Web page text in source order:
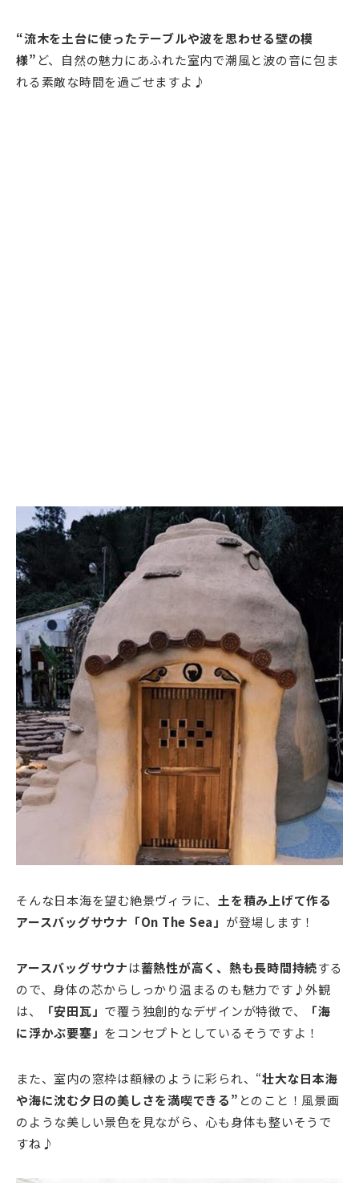
“流木を土台に使ったテーブルや波を思わせる壁の模
様” ど、自然の魅力にあふれた室内で潮風と波の音に包ま
れる素敵な時間を過ごせますよ♪
そんな日本海を望む絶景ヴィラに、 土を積み上げて作る
アースバッグサウナ「On The Sea」 が登場します！
アースバッグサウナは蓄熱性が高く、熱も長時間持続する
ので、身体の芯からしっかり温まるのも魅力です♪外観
は、
「安田瓦」 で覆う独創的なデザインが特徴で、
「海
に浮かぶ要塞」 をコンセプトとしているそうですよ！
また、室内の窓枠は額縁のように彩られ、“壮大な日本海
や海に沈む夕日の美しさを満喫できる” とのこと！風景画
のような美しい景色を見ながら、心も身体も整いそうで
すね♪